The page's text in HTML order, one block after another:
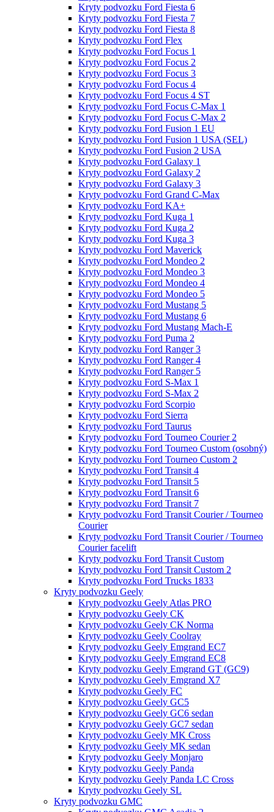
Kryty podvozku Ford Fiesta 6
Kryty podvozku Ford Fiesta 7
Kryty podvozku Ford Fiesta 8
Kryty podvozku Ford Flex
Kryty podvozku Ford Focus 1
Kryty podvozku Ford Focus 2
Kryty podvozku Ford Focus 3
Kryty podvozku Ford Focus 4
Kryty podvozku Ford Focus 4 ST
Kryty podvozku Ford Focus C-Max 1
Kryty podvozku Ford Focus C-Max 2
Kryty podvozku Ford Fusion 1 EU
Kryty podvozku Ford Fusion 1 USA (SEL)
Kryty podvozku Ford Fusion 2 USA
Kryty podvozku Ford Galaxy 1
Kryty podvozku Ford Galaxy 2
Kryty podvozku Ford Galaxy 3
Kryty podvozku Ford Grand C-Max
Kryty podvozku Ford KA+
Kryty podvozku Ford Kuga 1
Kryty podvozku Ford Kuga 2
Kryty podvozku Ford Kuga 3
Kryty podvozku Ford Maverick
Kryty podvozku Ford Mondeo 2
Kryty podvozku Ford Mondeo 3
Kryty podvozku Ford Mondeo 4
Kryty podvozku Ford Mondeo 5
Kryty podvozku Ford Mustang 5
Kryty podvozku Ford Mustang 6
Kryty podvozku Ford Mustang Mach-E
Kryty podvozku Ford Puma 2
Kryty podvozku Ford Ranger 3
Kryty podvozku Ford Ranger 4
Kryty podvozku Ford Ranger 5
Kryty podvozku Ford S-Max 1
Kryty podvozku Ford S-Max 2
Kryty podvozku Ford Scorpio
Kryty podvozku Ford Sierra
Kryty podvozku Ford Taurus
Kryty podvozku Ford Tourneo Courier 2
Kryty podvozku Ford Tourneo Custom (osobný)
Kryty podvozku Ford Tourneo Custom 2
Kryty podvozku Ford Transit 4
Kryty podvozku Ford Transit 5
Kryty podvozku Ford Transit 6
Kryty podvozku Ford Transit 7
Kryty podvozku Ford Transit Courier / Tourneo
Courier
Kryty podvozku Ford Transit Courier / Tourneo
Courier facelift
Kryty podvozku Ford Transit Custom
Kryty podvozku Ford Transit Custom 2
Kryty podvozku Ford Trucks 1833
Kryty podvozku Geely
Kryty podvozku Geely Atlas PRO
Kryty podvozku Geely CK
Kryty podvozku Geely CK Norma
Kryty podvozku Geely Coolray
Kryty podvozku Geely Emgrand EC7
Kryty podvozku Geely Emgrand EC8
Kryty podvozku Geely Emgrand GT (GC9)
Kryty podvozku Geely Emgrand X7
Kryty podvozku Geely FC
Kryty podvozku Geely GC5
Kryty podvozku Geely GC6 sedan
Kryty podvozku Geely GC7 sedan
Kryty podvozku Geely MK Cross
Kryty podvozku Geely MK sedan
Kryty podvozku Geely Monjaro
Kryty podvozku Geely Panda
Kryty podvozku Geely Panda LC Cross
Kryty podvozku Geely SL
Kryty podvozku GMC